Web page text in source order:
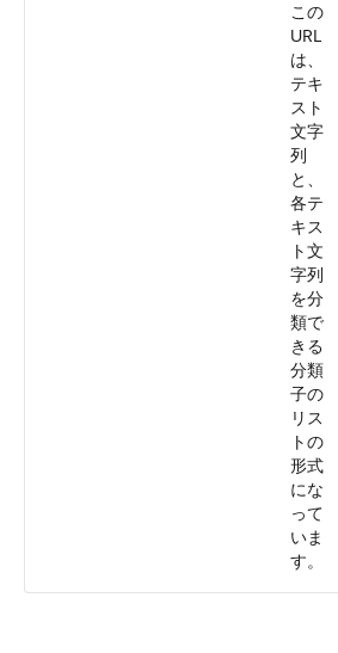
この
URL
は、
テキ
スト
文字
列
と、
各テ
キス
ト文
字列
を分
類で
きる
分類
子の
リス
トの
形式
にな
って
いま
す。